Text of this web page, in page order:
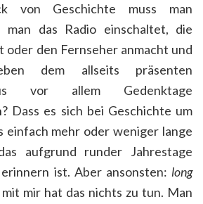
von Geschichte muss man
man das Radio einschaltet, die
oder den Fernseher anmacht und
dem allseits präsenten
vor allem Gedenktage
Dass es sich bei Geschichte um
einfach mehr oder weniger lange
aufgrund runder Jahrestage
ist. Aber ansonsten: long
mit mir hat das nichts zu tun. Man